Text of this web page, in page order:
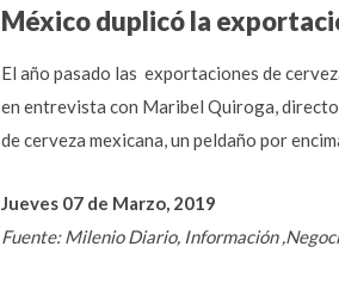
México duplicó la
El año pasado las exportaciones de
en entrevista con Maribel Quiroga,
de cerveza mexicana, un peldaño por
Jueves 07 de Marzo, 2019
Fuente: Milenio Diario, Información